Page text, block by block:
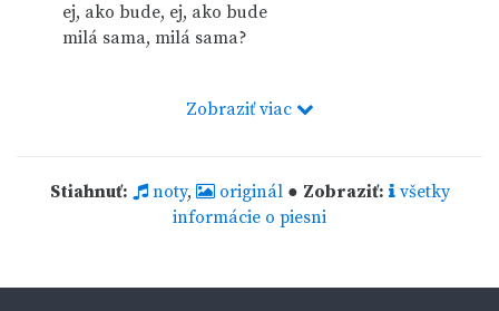
ej, ako bude, ej, ako bude
milá sama, milá sama?
Zobraziť viac
Stiahnuť: noty, originál● Zobraziť: všetky
informácie o piesni